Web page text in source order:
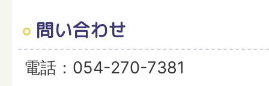
問い合わせ
電話：054-270-7381